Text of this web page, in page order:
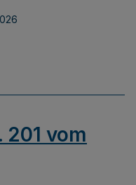
201 vom